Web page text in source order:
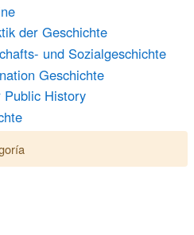
der Geschichte
und Sozialgeschichte
Geschichte
History